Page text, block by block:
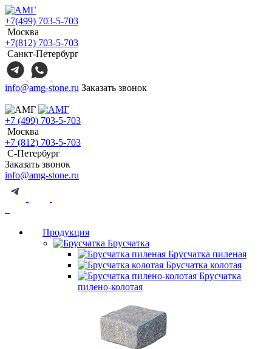
+7(499) 703-5-703
Москва
+7(812) 703-5-703
Санкт-Петербург
info@amg-stone.ru Заказать звонок
+7 (499) 703-5-703
Москва
+7 (812) 703-5-703
С-Петербург
Заказать звонок
info@amg-stone.ru
Продукция
Брусчатка
Брусчатка пиленая
Брусчатка колотая
Брусчатка
пилено-колотая